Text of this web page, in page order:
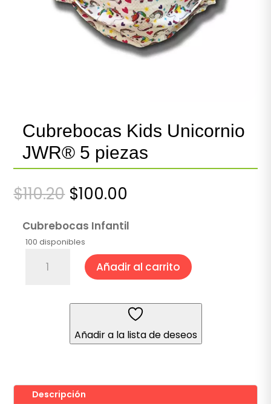
Cubrebocas Kids Unicornio
JWR® 5 piezas
$110.20 El
precio
original
era:
$110.20.
$100.00
actual
es:
$100.00.
Cubrebocas Infantil
100 disponibles
Añadir al carrito
Añadir a la lista de deseos
Descripción